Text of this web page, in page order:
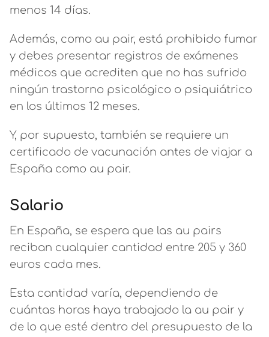
menos 14 días.
Además, como au pair, está prohibido fumar
y debes presentar registros de exámenes
médicos que acrediten que no has sufrido
ningún trastorno psicológico o psiquiátrico
en los últimos 12 meses.
Y, por supuesto, también se requiere un
certificado de vacunación antes de viajar a
España como au pair.
Salario
En España, se espera que las au pairs
reciban cualquier cantidad entre 205 y 360
euros cada mes.
Esta cantidad varía, dependiendo de
cuántas horas haya trabajado la au pair y
de lo que esté dentro del presupuesto de la